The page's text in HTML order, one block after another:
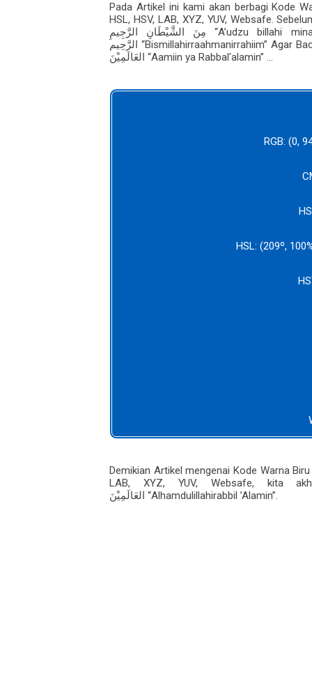
Pada Artikel ini kami akan berbagi Kode
HSL, HSV, LAB, XYZ, YUV, Websafe.
مِنَ الشَّيْطَانِ الرَّجِيمِ
“A’udzu billahi
الرَّحِيم
“Bismillahirraahmanirrahiim” Agar
العَالَمِيْنَ “Aamiin ya Rabbal'alamin” ...
RGB: (0,
HSL: (209º,
Demikian Artikel mengenai Kode Warna
LAB, XYZ, YUV, Websafe, kita
العَالَمِيْنَ “Alhamdulillahirabbil ’Alamin”.